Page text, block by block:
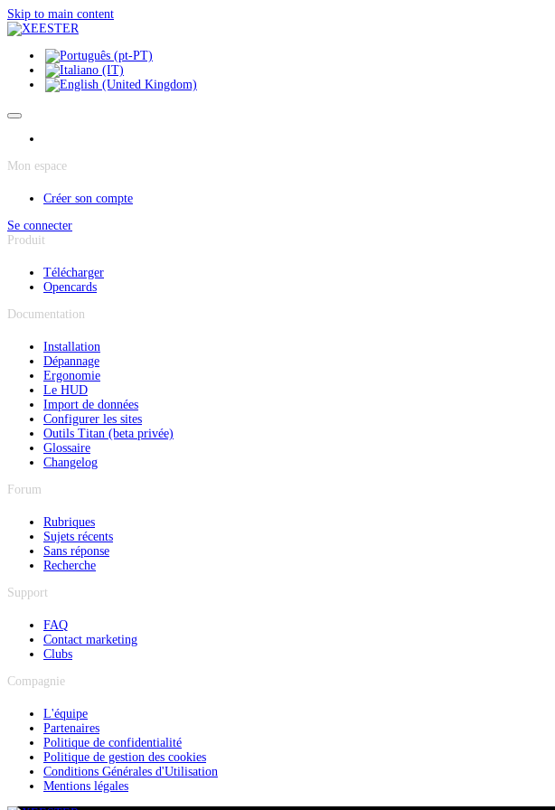
Skip to main content
Mon espace
Créer son compte
Se connecter
Produit
Télécharger
Opencards
Documentation
Installation
Dépannage
Ergonomie
Le HUD
Import de données
Configurer les sites
Outils Titan (beta privée)
Glossaire
Changelog
Forum
Rubriques
Sujets récents
Sans réponse
Recherche
Support
FAQ
Contact marketing
Clubs
Compagnie
L'équipe
Partenaires
Politique de confidentialité
Politique de gestion des cookies
Conditions Générales d'Utilisation
Mentions légales
Panneau de gestion des cookies